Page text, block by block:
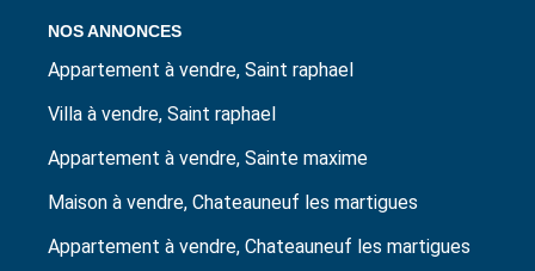
NOS ANNONCES
Appartement à vendre, Saint raphael
Villa à vendre, Saint raphael
Appartement à vendre, Sainte maxime
Maison à vendre, Chateauneuf les martigues
Appartement à vendre, Chateauneuf les martigues